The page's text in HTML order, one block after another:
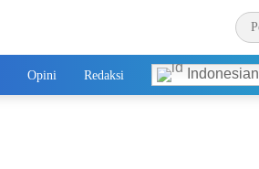
Opini Redaksi Indonesian